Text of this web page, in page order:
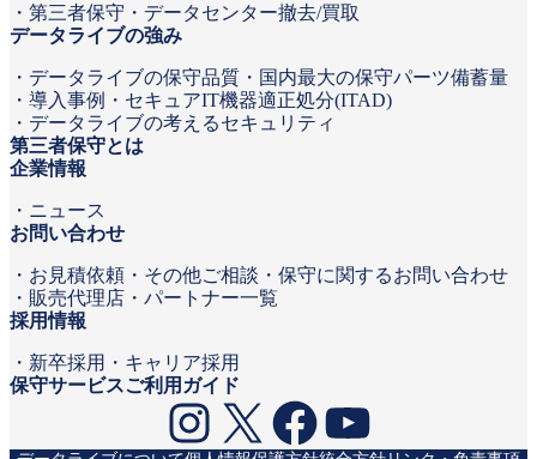
Instagram
X Facebook
YouTube
第三者保守
データセンター撤去/買取
データライブの強み
データライブの保守品質
国内最大の保守パーツ備蓄量
導入事例
セキュアIT機器適正処分(ITAD)
データライブの考えるセキュリティ
第三者保守とは
企業情報
ニュース
お問い合わせ
お見積依頼
その他ご相談・保守に関するお問い合わせ
販売代理店・パートナー一覧
採用情報
新卒採用
キャリア採用
保守サービスご利用ガイド